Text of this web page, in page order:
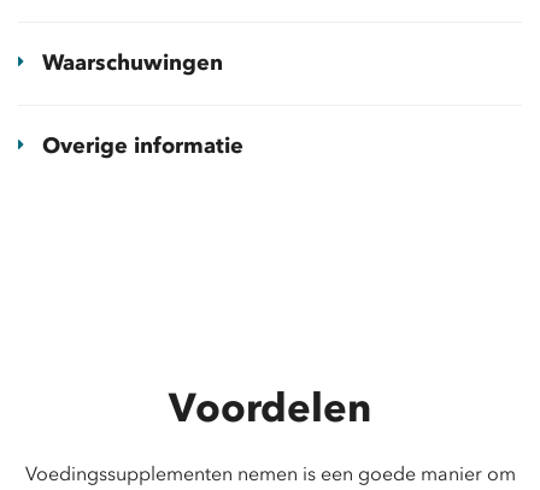
Waarschuwingen
Overige informatie
Voordelen
Voedingssupplementen nemen is een goede manier om